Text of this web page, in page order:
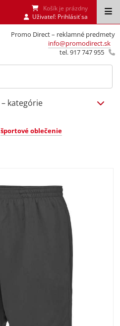
Promo Direct – reklamné predmety
info@promodirect.sk
tel. 917 747 955
Košík je prázdny
Uživateľ: Prihlásiť sa
– kategórie
športové oblečenie